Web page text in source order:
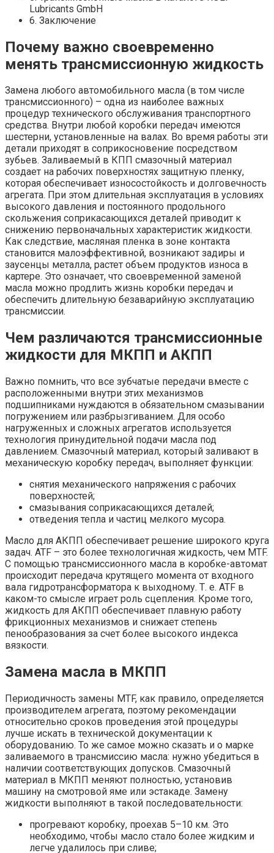
Lubricants GmbH
6. Заключение
Почему важно своевременно
менять трансмиссионную жидкость
Замена любого автомобильного масла (в том числе
трансмиссионного) – одна из наиболее важных
процедур технического обслуживания транспортного
средства. Внутри любой коробки передач имеются
шестерни, установленные на валах. Во время работы эти
детали приходят в соприкосновение посредством
зубьев. Заливаемый в КПП смазочный материал
создает на рабочих поверхностях защитную пленку,
которая обеспечивает износостойкость и долговечность
агрегата. При этом длительная эксплуатация в условиях
высокого давления и постоянного продольного
скольжения соприкасающихся деталей приводит к
снижению первоначальных характеристик жидкости.
Как следствие, масляная пленка в зоне контакта
становится малоэффективной, возникают задиры и
заусенцы металла, растет объем продуктов износа в
картере. Это означает, что своевременной заменой
масла можно продлить жизнь коробки передач и
обеспечить длительную безаварийную эксплуатацию
трансмиссии.
Чем различаются трансмиссионные
жидкости для МКПП и АКПП
Важно помнить, что все зубчатые передачи вместе с
расположенными внутри этих механизмов
подшипниками нуждаются в обязательном смазывании
погружением или разбрызгиванием. Для особо
нагруженных и сложных агрегатов используется
технология принудительной подачи масла под
давлением. Смазочный материал, который заливают в
механическую коробку передач, выполняет функции:
снятия механического напряжения с рабочих
поверхностей;
смазывания соприкасающихся деталей;
отведения тепла и частиц мелкого мусора.
Масло для АКПП обеспечивает решение широкого круга
задач. ATF – это более технологичная жидкость, чем MTF.
С помощью трансмиссионного масла в коробке-автомат
происходит передача крутящего момента от входного
вала гидротрансформатора к выходному. Т. е. ATF в
каком-то смысле играет роль сцепления. Кроме того,
жидкость для АКПП обеспечивает плавную работу
фрикционных механизмов и снижает степень
пенообразования за счет более высокого индекса
вязкости.
Замена масла в МКПП
Периодичность замены MTF, как правило, определяется
производителем агрегата, поэтому рекомендации
относительно сроков проведения этой процедуры
лучше искать в технической документации к
оборудованию. То же самое можно сказать и о марке
заливаемого в трансмиссию масла: нужно убедиться в
наличии соответствующих допусков. Смазочный
материал в МКПП меняют полностью, установив
машину на смотровой яме или эстакаде. Замену
жидкости выполняют в такой последовательности:
прогревают коробку, проехав 5–10 км. Это
необходимо, чтобы масло стало более жидким и
легче удалилось при сливе;